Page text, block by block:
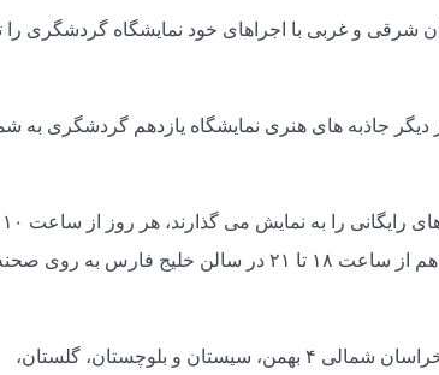
شرقی و غربی با اجراهای خود نمایشگاه گردشگری
جاذبه های هنری نمایشگاه یازدهم گردشگری به
در محل نمایشگاه بین المللی تهران حضور دارند و بعدازظهرها هم از ساعت ۱۸ تا ۲۱ در سالن خلیج فارس به روی
خراسان جنوبی، سمنان، کهگیلویه و بویراحمد، یزد، اصفهان و خراسان شمالی ۴ بهمن، سیستان و بلوچستان، گلستان،